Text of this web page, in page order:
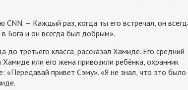
— Каждый раз, когда ты его встречал, он
в Бога и он всегда был добрым».
третьего класса, рассказал Хамиде. Его средний
или его жена привозили ребёнка, охранник
«Передавай привет Сэму». «Я не знал, что это было